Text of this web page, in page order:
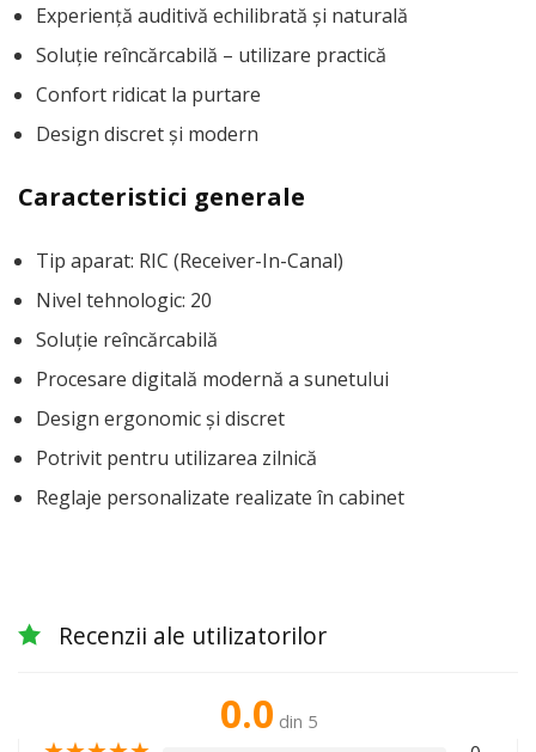
Experiență auditivă echilibrată și naturală
Soluție reîncărcabilă – utilizare practică
Confort ridicat la purtare
Design discret și modern
Caracteristici generale
Tip aparat: RIC (Receiver-In-Canal)
Nivel tehnologic: 20
Soluție reîncărcabilă
Procesare digitală modernă a sunetului
Design ergonomic și discret
Potrivit pentru utilizarea zilnică
Reglaje personalizate realizate în cabinet
Recenzii ale utilizatorilor
0.0 din 5